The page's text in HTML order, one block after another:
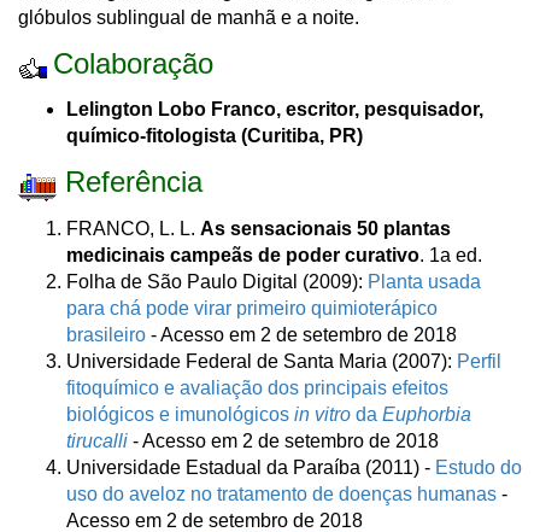
glóbulos sublingual de manhã e a noite.
Colaboração
Lelington Lobo Franco, escritor, pesquisador,
químico-fitologista (Curitiba, PR)
Referência
FRANCO, L. L. As sensacionais 50 plantas
medicinais campeãs de poder curativo. 1a ed.
Folha de São Paulo Digital (2009): Planta usada
para chá pode virar primeiro quimioterápico
brasileiro - Acesso em 2 de setembro de 2018
Universidade Federal de Santa Maria (2007): Perfil
fitoquímico e avaliação dos principais efeitos
biológicos e imunológicos in vitro da Euphorbia
tirucalli - Acesso em 2 de setembro de 2018
Universidade Estadual da Paraíba (2011) - Estudo do
uso do aveloz no tratamento de doenças humanas -
Acesso em 2 de setembro de 2018